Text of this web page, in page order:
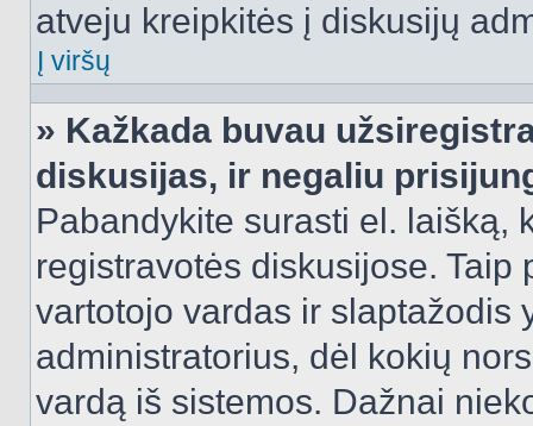
atveju kreipkitės į diskusijų
Į viršų
» Kažkada buvau
diskusijas, ir negaliu
Pabandykite surasti el. laišką,
registravotės diskusijose.
vartotojo vardas ir slaptažodis
administratorius, dėl kokių
vardą iš sistemos. Dažnai